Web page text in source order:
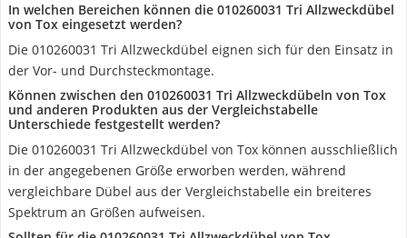
In welchen Bereichen können die 010260031 Tri Allzweckdübel
von Tox eingesetzt werden?
Die 010260031 Tri Allzweckdübel eignen sich für den Einsatz in
der Vor- und Durchsteckmontage.
Können zwischen den 010260031 Tri Allzweckdübeln von Tox
und anderen Produkten aus der Vergleichstabelle
Unterschiede festgestellt werden?
Die 010260031 Tri Allzweckdübel von Tox können ausschließlich
in der angegebenen Größe erworben werden, während
vergleichbare Dübel aus der Vergleichstabelle ein breiteres
Spektrum an Größen aufweisen.